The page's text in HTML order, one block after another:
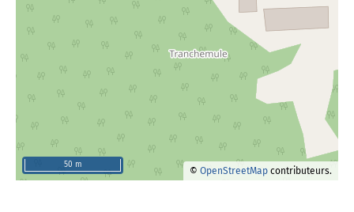
© OpenStreetMap contributeurs.
50 m